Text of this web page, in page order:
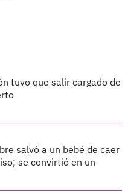
tuvo que salir cargado de
salvó a un bebé de caer
se convirtió en un